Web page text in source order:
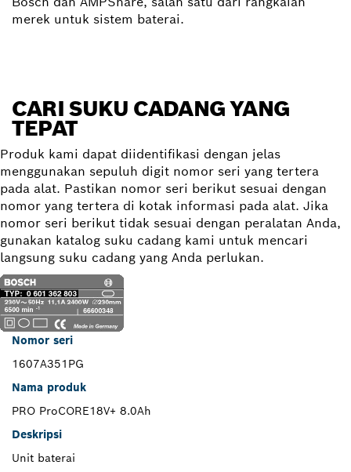
merek untuk sistem baterai.
CARI SUKU CADANG YANG
TEPAT
Produk kami dapat diidentifikasi dengan jelas
menggunakan sepuluh digit nomor seri yang tertera
pada alat. Pastikan nomor seri berikut sesuai dengan
nomor yang tertera di kotak informasi pada alat. Jika
nomor seri berikut tidak sesuai dengan peralatan Anda,
gunakan katalog suku cadang kami untuk mencari
langsung suku cadang yang Anda perlukan.
Nomor seri
1607A351PG
Nama produk
PRO ProCORE18V+ 8.0Ah
Deskripsi
Unit baterai